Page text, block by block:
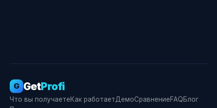
G GetProfi
Что вы получаетеКак работаетДемоСравнениеFAQБлог